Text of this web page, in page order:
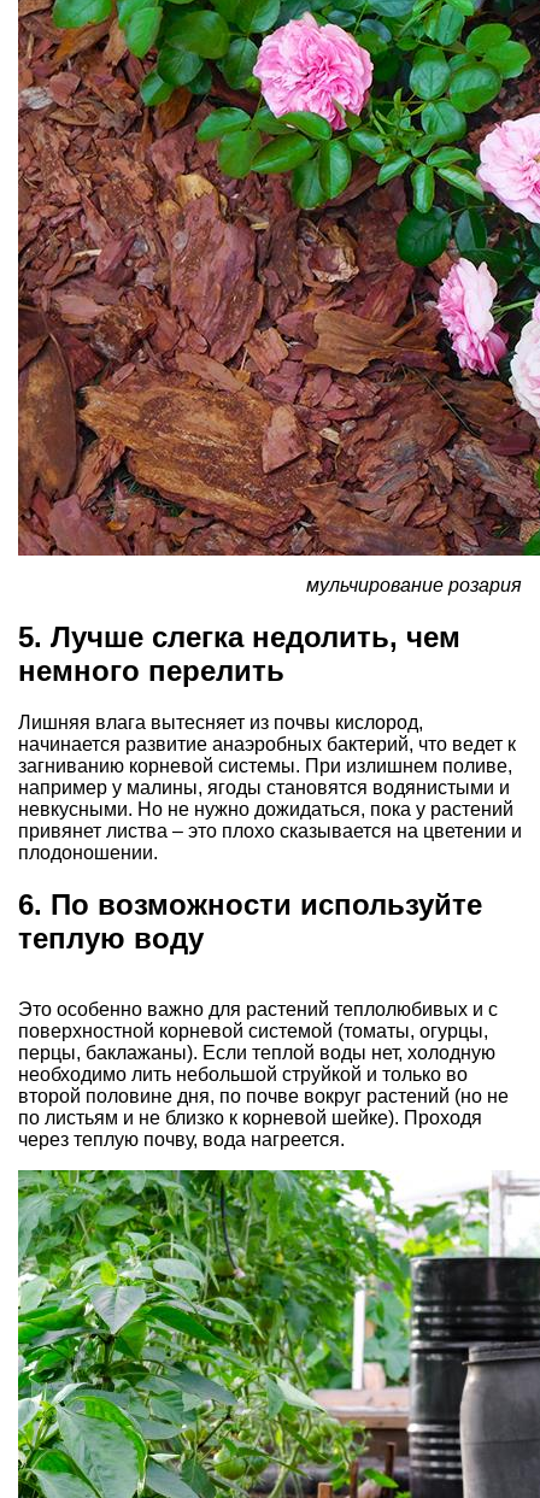
мульчирование розария
5. Лучше слегка недолить, чем
немного перелить
Лишняя влага вытесняет из почвы кислород,
начинается развитие анаэробных бактерий, что ведет к
загниванию корневой системы. При излишнем поливе,
например у малины, ягоды становятся водянистыми и
невкусными. Но не нужно дожидаться, пока у растений
привянет листва – это плохо сказывается на цветении и
плодоношении.
6. По возможности используйте
теплую воду
Это особенно важно для растений теплолюбивых и с
поверхностной корневой системой (томаты, огурцы,
перцы, баклажаны). Если теплой воды нет, холодную
необходимо лить небольшой струйкой и только во
второй половине дня, по почве вокруг растений (но не
по листьям и не близко к корневой шейке). Проходя
через теплую почву, вода нагреется.